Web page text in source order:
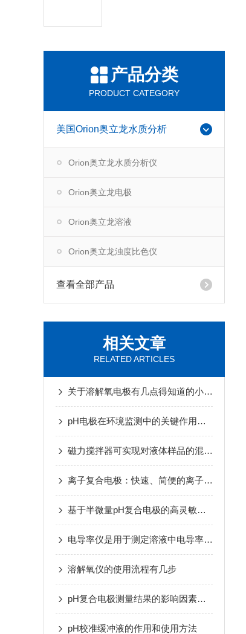
产品分类
PRODUCT CATEGORY
美国Orion奥立龙水质分析
Orion奥立龙水质分析仪
Orion奥立龙电极
Orion奥立龙溶液
Orion奥立龙浊度比色仪
查看全部产品
相关文章
RELATED ARTICLES
关于溶解氧电极有几点得知道的小知识
pH电极在环境监测中的关键作用与发展趋势
磁力搅拌器可实现对液体样品的混合和搅拌
离子复合电极：快速、简便的离子浓度分析工具
基于半微量pH复合电极的高灵敏度分析方法探讨
电导率仪是用于测定溶液中电导率的重要仪器
溶解氧仪的使用流程有几步
pH复合电极测量结果的影响因素分析
pH校准缓冲液的作用和使用方法